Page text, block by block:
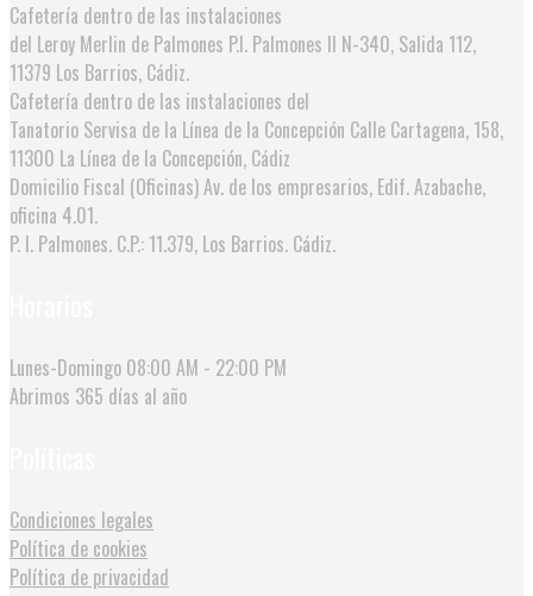
Cafetería dentro de las instalaciones
del Leroy Merlin de Palmones P.I. Palmones II N-340, Salida 112,
11379 Los Barrios, Cádiz.
Cafetería dentro de las instalaciones del
Tanatorio Servisa de la Línea de la Concepción Calle Cartagena, 158,
11300 La Línea de la Concepción, Cádiz
Domicilio Fiscal (Oficinas)Av. de los empresarios, Edif. Azabache,
oficina 4.01.
P. I. Palmones. C.P.: 11.379, Los Barrios. Cádiz.
Lunes-Domingo 08:00 AM - 22:00 PM
Abrimos 365 días al año
Condiciones legales
Política de cookies
Política de privacidad